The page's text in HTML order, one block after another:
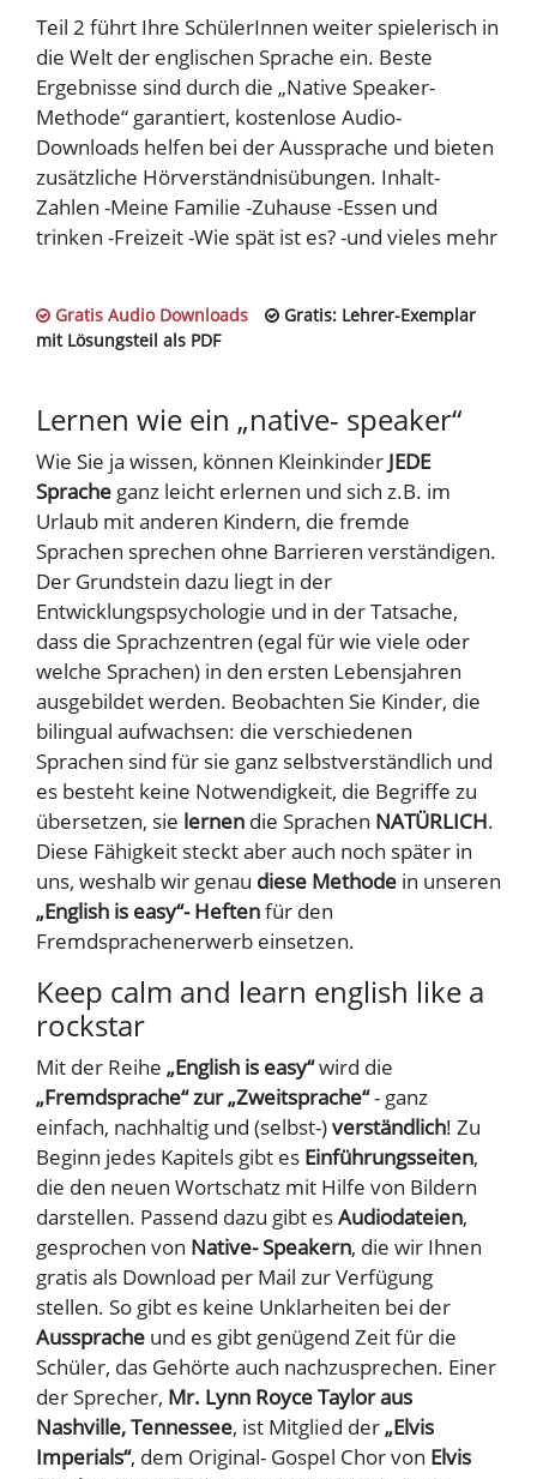
Teil 2 führt Ihre SchülerInnen weiter spielerisch in
die Welt der englischen Sprache ein. Beste
Ergebnisse sind durch die „Native Speaker-
Methode“ garantiert, kostenlose Audio-
Downloads helfen bei der Aussprache und bieten
zusätzliche Hörverständnisübungen. Inhalt-
Zahlen -Meine Familie -Zuhause -Essen und
trinken -Freizeit -Wie spät ist es? -und vieles mehr
Gratis Audio Downloads
Gratis: Lehrer-Exemplar
mit Lösungsteil als PDF
Lernen wie ein „native- speaker“
Wie Sie ja wissen, können Kleinkinder JEDE
Sprache ganz leicht erlernen und sich z.B. im
Urlaub mit anderen Kindern, die fremde
Sprachen sprechen ohne Barrieren verständigen.
Der Grundstein dazu liegt in der
Entwicklungspsychologie und in der Tatsache,
dass die Sprachzentren (egal für wie viele oder
welche Sprachen) in den ersten Lebensjahren
ausgebildet werden. Beobachten Sie Kinder, die
bilingual aufwachsen: die verschiedenen
Sprachen sind für sie ganz selbstverständlich und
es besteht keine Notwendigkeit, die Begriffe zu
übersetzen, sie lernen die Sprachen NATÜRLICH.
Diese Fähigkeit steckt aber auch noch später in
uns, weshalb wir genau diese Methode in unseren
„English is easy“- Heftenfür den
Fremdsprachenerwerb einsetzen.
Keep calm and learn english like a
rockstar
Mit der Reihe „English is easy“wird die
„Fremdsprache“ zur „Zweitsprache“- ganz
einfach, nachhaltig und (selbst-)verständlich! Zu
Beginn jedes Kapitels gibt es Einführungsseiten,
die den neuen Wortschatz mit Hilfe von Bildern
darstellen. Passend dazu gibt esAudiodateien,
gesprochen von Native- Speakern, die wir Ihnen
gratis als Download per Mail zur Verfügung
stellen. So gibt es keine Unklarheiten bei der
Aussprache und es gibt genügend Zeit für die
Schüler, das Gehörte auch nachzusprechen. Einer
der Sprecher, Mr. Lynn Royce Taylor aus
Nashville, Tennessee, ist Mitglied der„Elvis
Imperials“, dem Original- Gospel Chor von Elvis